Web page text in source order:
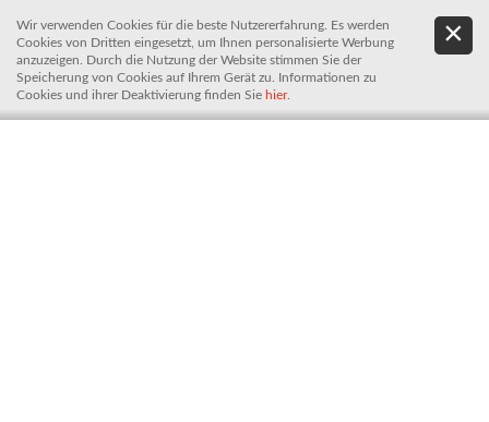
Wir verwenden Cookies für die beste Nutzererfahrung. Es werden
Cookies von Dritten eingesetzt, um Ihnen personalisierte Werbung
anzuzeigen. Durch die Nutzung der Website stimmen Sie der
Speicherung von Cookies auf Ihrem Gerät zu. Informationen zu
Cookies und ihrer Deaktivierung finden Sie hier.
De.It